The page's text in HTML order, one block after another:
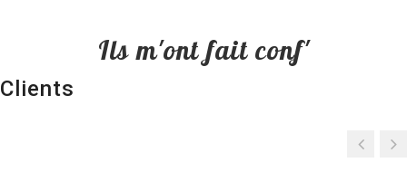
Ils m'ont fait conf'
Clients